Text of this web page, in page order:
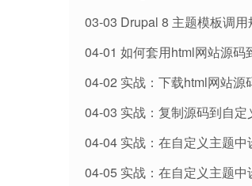
03-03 Drupal 8 主题模板调用
04-01 如何套用html网站源码
04-02 实战：下载html网站源
04-03 实战：复制源码到自定
04-04 实战：在自定义主题
04-05 实战：在自定义主题中